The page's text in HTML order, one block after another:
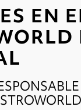
EN